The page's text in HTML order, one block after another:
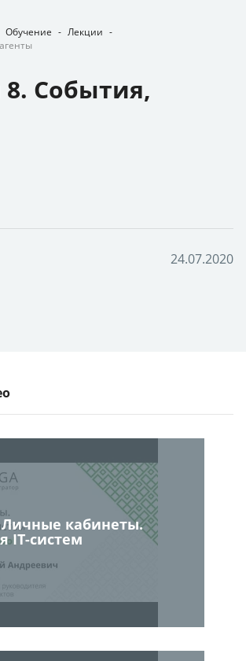
Обучение - Лекции -
События,
24.07.2020
Личные кабинеты.
IT-систем